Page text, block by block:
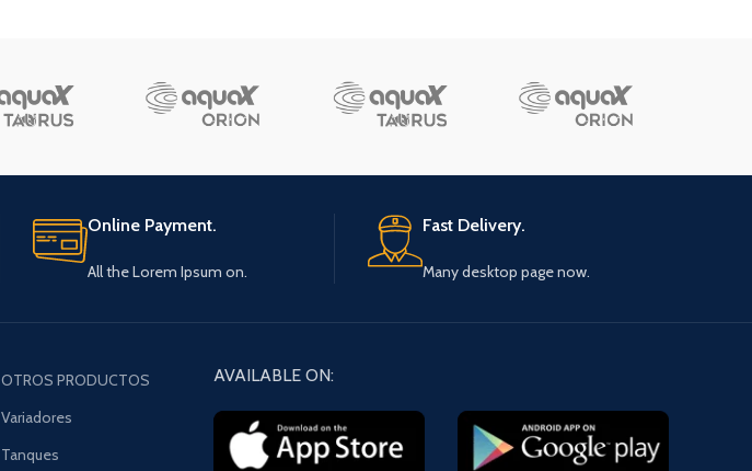
Online Payment.
All the Lorem Ipsum on.
Fast Delivery.
Many desktop page now.
OTROS PRODUCTOS
Variadores
Tanques
AVAILABLE ON: